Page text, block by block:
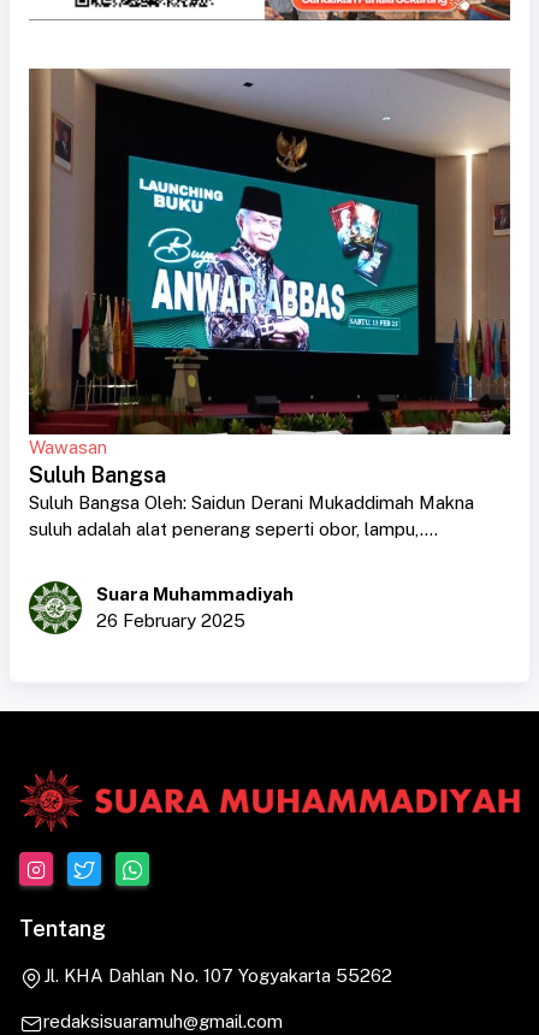
Wawasan
Suluh Bangsa
Suluh Bangsa Oleh: Saidun Derani Mukaddimah Makna
suluh adalah alat penerang seperti obor, lampu,....
Suara Muhammadiyah
26 February 2025
Tentang
Jl. KHA Dahlan No. 107 Yogyakarta 55262
redaksisuaramuh@gmail.com